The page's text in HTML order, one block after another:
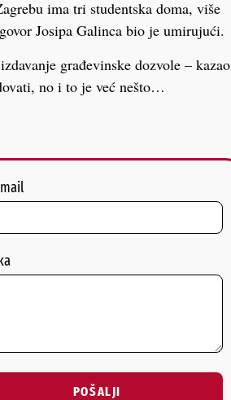
ima tri studentska doma, više
Josipa Galinca bio je umirujući.
građevinske dozvole – kazao
no i to je već nešto…
POŠALJI